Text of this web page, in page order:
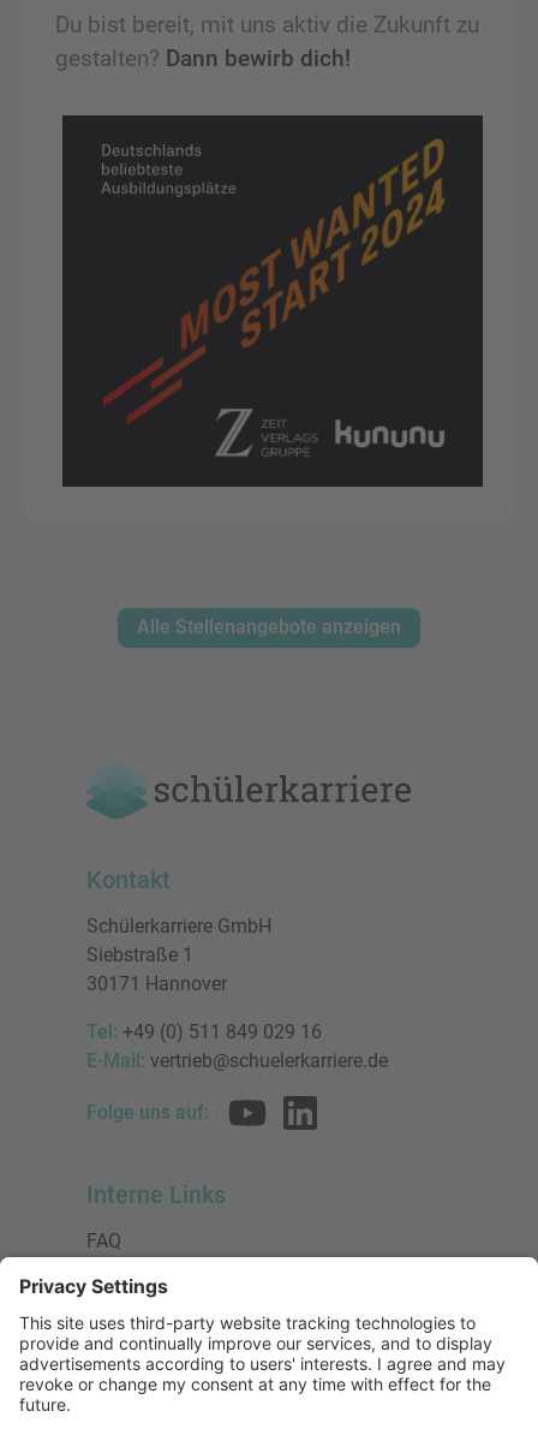
Du bist bereit, mit uns aktiv die Zukunft zu
gestalten? Dann bewirb dich!
Alle Stellenangebote anzeigen
Kontakt
Schülerkarriere GmbH
Siebstraße 1
30171 Hannover
Tel: +49 (0) 511 849 029 16
E-Mail: vertrieb@schuelerkarriere.de
Folge uns auf:
Interne Links
FAQ
Datenschutzerklärung
Impressum
Presse
Urheberrecht